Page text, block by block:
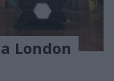
London